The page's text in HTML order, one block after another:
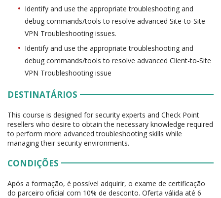
Identify and use the appropriate troubleshooting and
debug commands/tools to resolve advanced Site-to-Site
VPN Troubleshooting issues.
Identify and use the appropriate troubleshooting and
debug commands/tools to resolve advanced Client-to-Site
VPN Troubleshooting issue
DESTINATÁRIOS
This course is designed for security experts and Check Point
resellers who desire to obtain the necessary knowledge required
to perform more advanced troubleshooting skills while
managing their security environments.
CONDIÇÕES
Após a formação, é possível adquirir, o exame de certificação
do parceiro oficial com 10% de desconto. Oferta válida até 6